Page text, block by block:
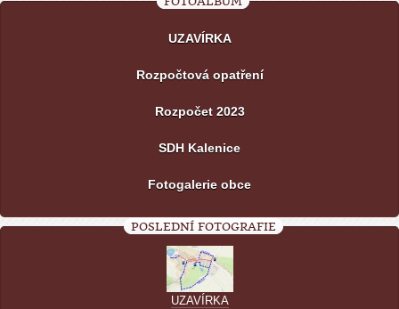
UZAVÍRKA
Rozpočtová opatření
Rozpočet 2023
SDH Kalenice
Fotogalerie obce
POSLEDNÍ FOTOGRAFIE
UZAVÍRKA